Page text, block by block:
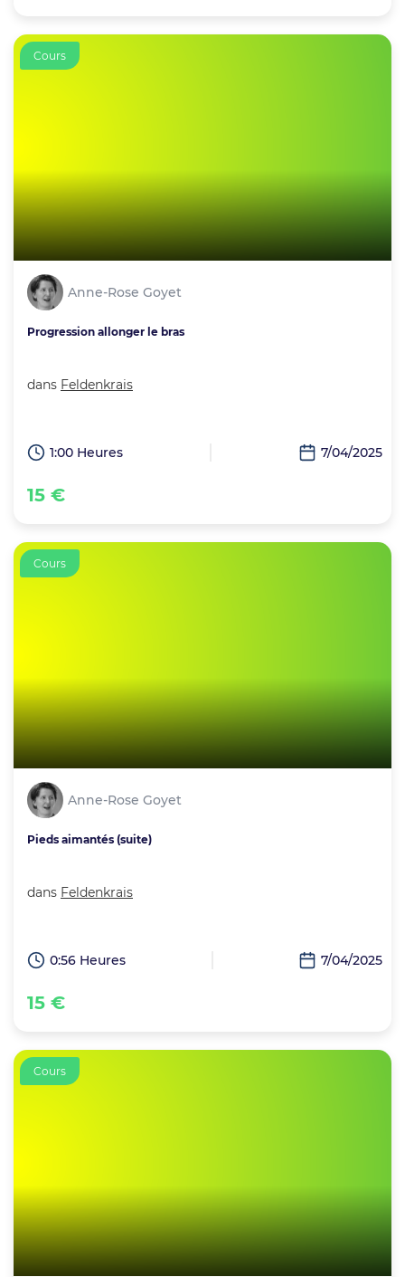
Cours
Anne-Rose Goyet
Progression allonger le bras
dans Feldenkrais
1:00 Heures 7/04/2025
15 €
Cours
Anne-Rose Goyet
Pieds aimantés (suite)
dans Feldenkrais
0:56 Heures 7/04/2025
15 €
Cours